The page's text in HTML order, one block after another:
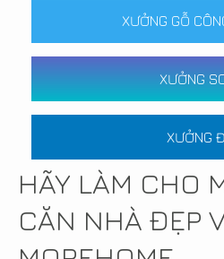
XƯỞNG GỖ
XƯỞNG
XƯỞNG
HÃY LÀM CHO
CĂN NHÀ ĐẸP